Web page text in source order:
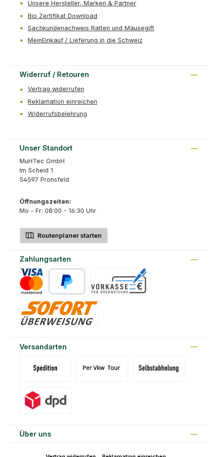
Unsere Hersteller, Marken & Partner
Bio Zertifikat Download
Sachkundenachweis Ratten und Mäusegift
MeinEinkauf / Lieferung in die Schweiz
Widerruf / Retouren
Vertrag widerrufen
Reklamation einreichen
Widerrufsbelehrung
Unser Standort
MuHTec GmbH
Im Scheid 1
54597 Pronsfeld
Öffnungszeiten:
Mo - Fr: 08:00 - 16:30 Uhr
Routenplaner starten
Zahlungsarten
Versandarten
Über uns